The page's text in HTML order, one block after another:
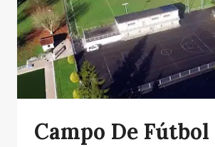
Campo De Fútbol